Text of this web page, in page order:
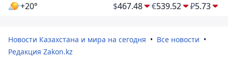
+20° $467.48 €539.52 ₽5.73
Новости Казахстана и мира на сегодня
Все новости
Редакция Zakon.kz